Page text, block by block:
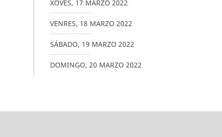
XOVES, 17 MARZO 2022
VENRES, 18 MARZO 2022
SÁBADO, 19 MARZO 2022
DOMINGO, 20 MARZO 2022